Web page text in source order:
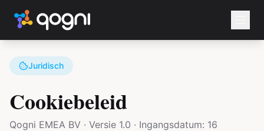
Juridisch
Cookiebeleid
Qogni EMEA BV · Versie 1.0 · Ingangsdatum: 16